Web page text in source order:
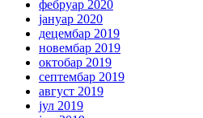
фебруар 2020
јануар 2020
децембар 2019
новембар 2019
октобар 2019
септембар 2019
август 2019
јул 2019